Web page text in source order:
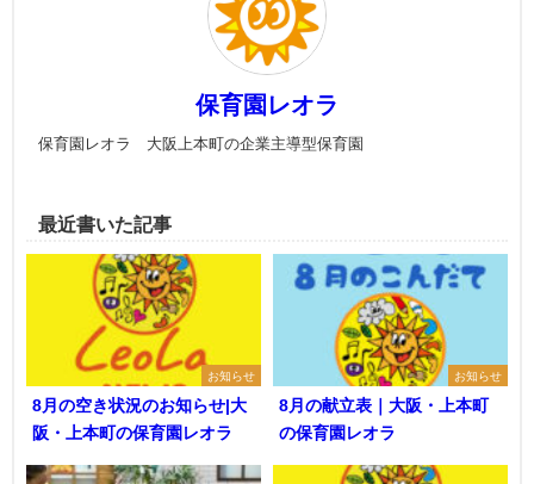
保育園レオラ
保育園レオラ 大阪上本町の企業主導型保育園
最近書いた記事
お知らせ
8月の空き状況のお知らせ|大
阪・上本町の保育園レオラ
お知らせ
8月の献立表｜大阪・上本町
の保育園レオラ